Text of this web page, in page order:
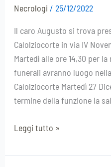
Necrologi / 25/12/2022
Il caro Augusto si trova
Calolziocorte in via IV
Martedì alle ore 14,30 per
funerali avranno luogo
Calolziocorte Martedì 27
termine della funzione la
Leggi tutto »